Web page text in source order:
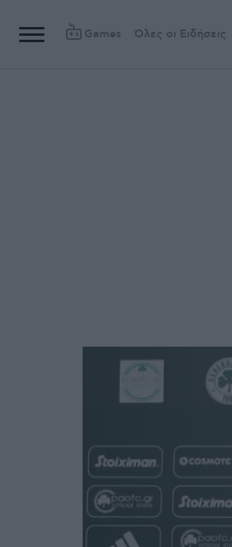
Games Όλες οι Ειδήσεις